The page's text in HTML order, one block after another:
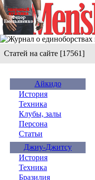
Статей на сайте [17561]
Айкидо
История
Техника
Клубы, залы
Персона
Статьи
Джиу-Джитсу
История
Техника
Бразилия